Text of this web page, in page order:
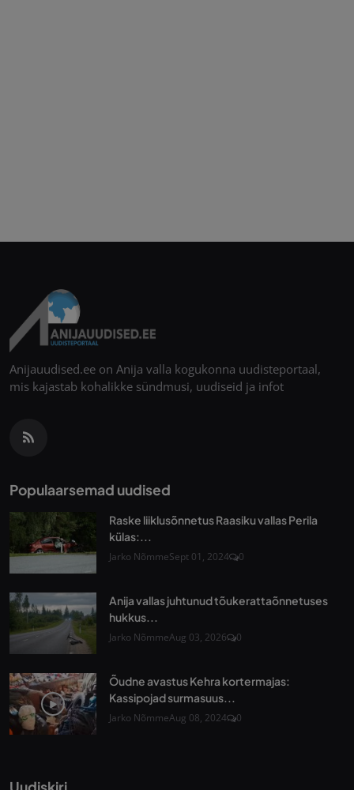
Anijauudised.ee on Anija valla kogukonna uudisteportaal,
mis kajastab kohalikke sündmusi, uudiseid ja infot
Populaarsemad uudised
Raske liiklusõnnetus Raasiku vallas Perila
külas:...
Jarko NõmmeSept 01, 2024 0
Anija vallas juhtunud tõukerattaõnnetuses
hukkus...
Jarko NõmmeAug 03, 2026 0
Õudne avastus Kehra kortermajas:
Kassipojad surmasuus...
Jarko NõmmeAug 08, 2024 0